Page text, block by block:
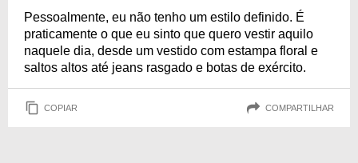
Pessoalmente, eu não tenho um estilo definido. É
praticamente o que eu sinto que quero vestir aquilo
naquele dia, desde um vestido com estampa floral e
saltos altos até jeans rasgado e botas de exército.
COPIAR COMPARTILHAR